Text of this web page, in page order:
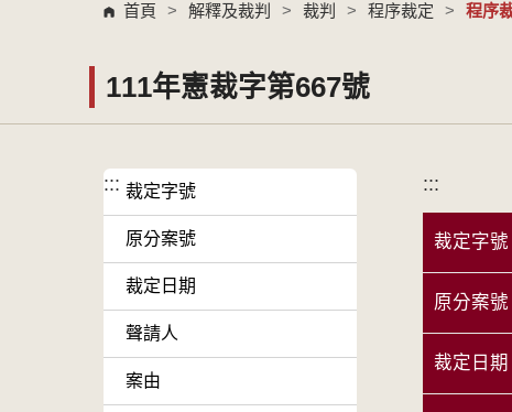
首頁 > 解釋及裁判 > 裁判 > 程序裁定 > 程序
111年憲裁字第667號
::: 裁定字號
原分案號
裁定日期
聲請人
案由
:::
裁定字號
原分案號
裁定日期